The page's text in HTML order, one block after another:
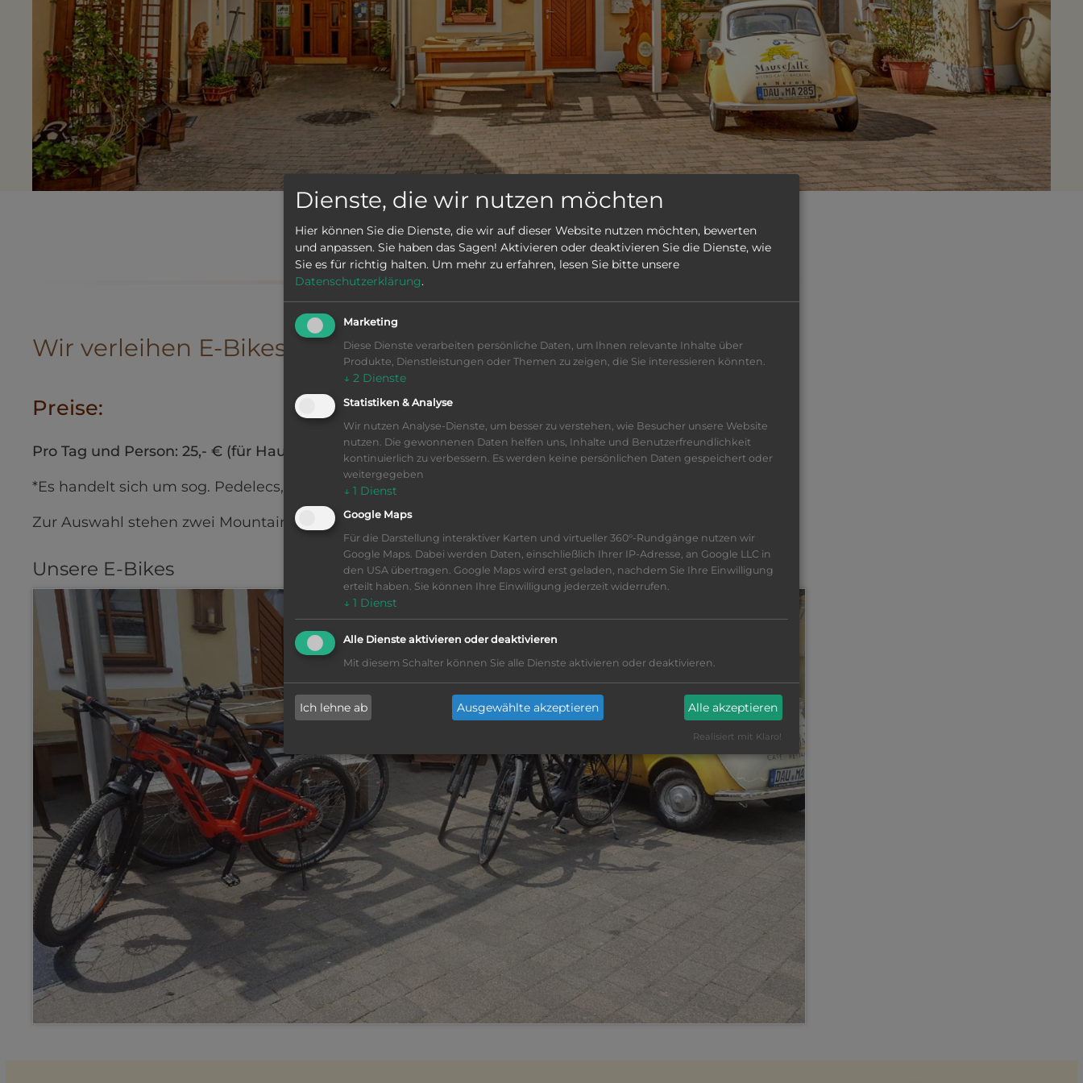
Fahrradverleih
Wir verleihen E-Bikes*!
Preise:
Pro Tag und Person: 25,- € (für Hausgäste)
*Es handelt sich um sog. Pedelecs, d.h. es erfolgt eine Pedalunterstützung bis 25km/h.
Zur Auswahl stehen zwei Mountainbikes und zwei Straßenfahrräder.
Unsere E-Bikes
Dienste, die wir nutzen möchten
Hier können Sie die Dienste, die wir auf dieser Website nutzen möchten, bewerten
und anpassen. Sie haben das Sagen! Aktivieren oder deaktivieren Sie die Dienste, wie
Sie es für richtig halten. Um mehr zu erfahren, lesen Sie bitte unsere
Datenschutzerklärung.
Marketing
Diese Dienste verarbeiten persönliche Daten, um Ihnen relevante Inhalte über
Produkte, Dienstleistungen oder Themen zu zeigen, die Sie interessieren könnten.
↓ 2 Dienste
Statistiken & Analyse
Wir nutzen Analyse-Dienste, um besser zu verstehen, wie Besucher unsere Website
nutzen. Die gewonnenen Daten helfen uns, Inhalte und Benutzerfreundlichkeit
kontinuierlich zu verbessern. Es werden keine persönlichen Daten gespeichert oder
weitergegeben
↓ 1 Dienst
Google Maps
Für die Darstellung interaktiver Karten und virtueller 360°-Rundgänge nutzen wir
Google Maps. Dabei werden Daten, einschließlich Ihrer IP-Adresse, an Google LLC in
den USA übertragen. Google Maps wird erst geladen, nachdem Sie Ihre Einwilligung
erteilt haben. Sie können Ihre Einwilligung jederzeit widerrufen.
↓ 1 Dienst
Alle Dienste aktivieren oder deaktivieren
Mit diesem Schalter können Sie alle Dienste aktivieren oder deaktivieren.
Ich lehne ab Ausgewählte akzeptieren Alle akzeptieren
Realisiert mit Klaro!